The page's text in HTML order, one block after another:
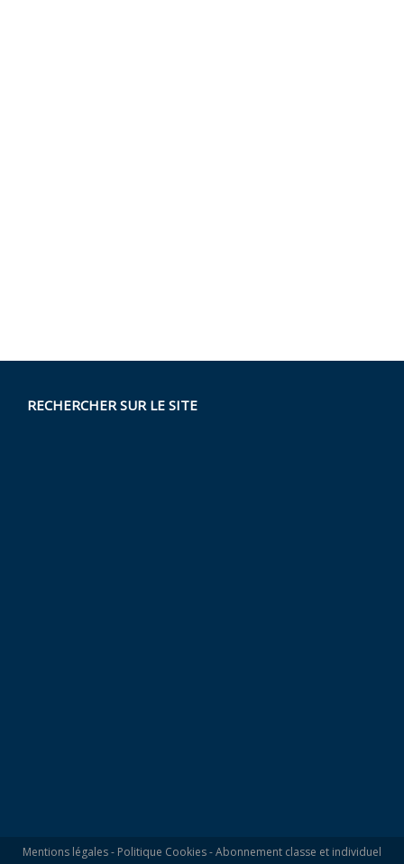
RECHERCHER SUR LE SITE
Mentions légales- Politique Cookies-Abonnement classe et individuel